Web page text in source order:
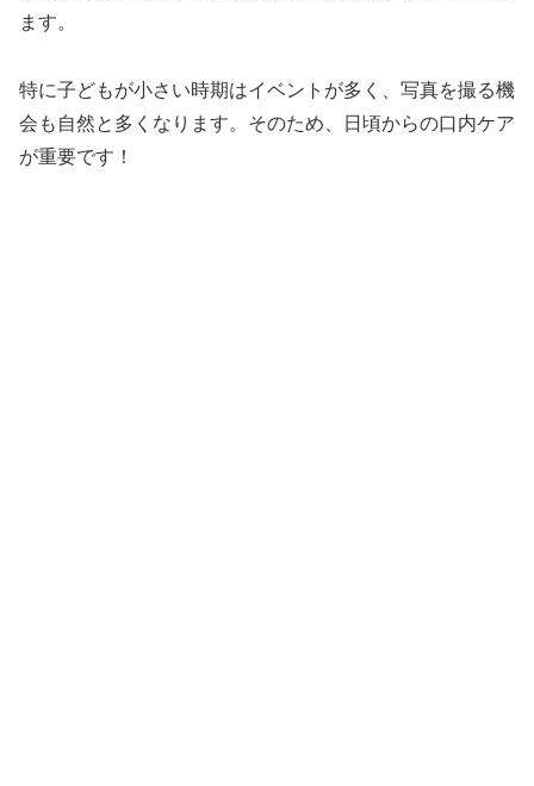
ます。
特に子どもが小さい時期はイベントが多く、写真を撮る機
会も自然と多くなります。そのため、日頃からの口内ケア
が重要です！